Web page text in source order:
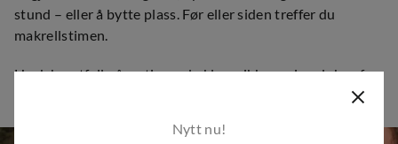
stund – eller å bytte plass. Før eller siden treffer du
makrellstimen.
Husk hvertfall på en ting – du klarer ikke sveive sluken fra
en sulten makrell - den er som en torpedo i vannet og er
Nytt nu!